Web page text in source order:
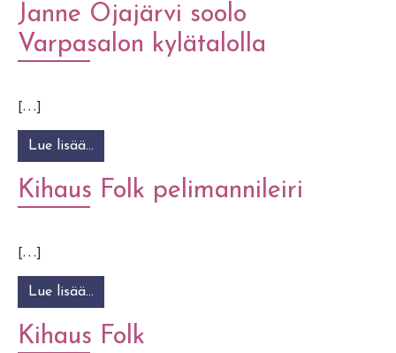
Janne Ojajärvi soolo
Varpasalon kylätalolla
[…]
Lue lisää…
Kihaus Folk pelimannileiri
[…]
Lue lisää…
Kihaus Folk